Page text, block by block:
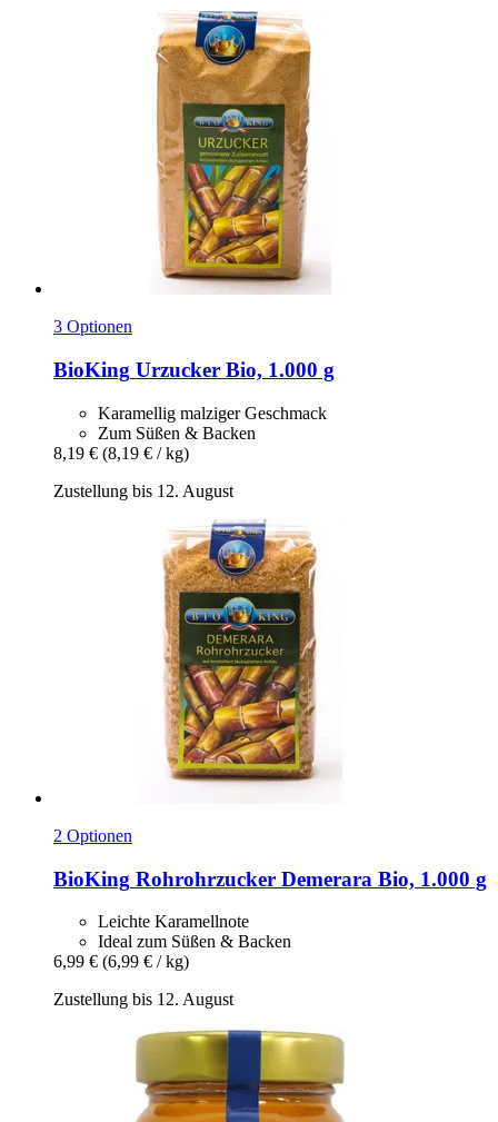
3 Optionen
BioKing Urzucker Bio, 1.000 g
Karamellig malziger Geschmack
Zum Süßen & Backen
8,19 € (8,19 € / kg)
Zustellung bis 12. August
2 Optionen
BioKing Rohrohrzucker Demerara Bio, 1.000 g
Leichte Karamellnote
Ideal zum Süßen & Backen
6,99 € (6,99 € / kg)
Zustellung bis 12. August